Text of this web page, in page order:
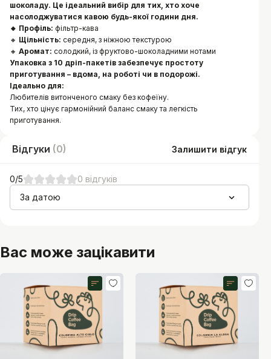
шоколаду. Це ідеальний вибір для тих, хто хоче
насолоджуватися кавою будь-якої години дня.
🔸 Профіль: фільтр-кава
🔸 Щільність: середня, з ніжною текстурою
🔸 Аромат: солодкий, із фруктово-шоколадними нотами
Упаковка з 10 дріп-пакетів забезпечує простоту
приготування – вдома, на роботі чи в подорожі.
Ідеально для:
Любителів витонченого смаку без кофеїну.
Тих, хто цінує гармонійний баланс смаку та легкість
приготування.
Відгуки (0) Залишити відгук
0/5 0 відгуків
За датою
Вас може зацікавити
Рівень кислотності
Рівень гіркоти
Рівень солодкості
8
Рівень кислотності
6
Рівень гіркоти
Рівень солодкості
7